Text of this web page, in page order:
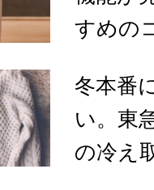
すめの
冬本番
い。東
の冷え